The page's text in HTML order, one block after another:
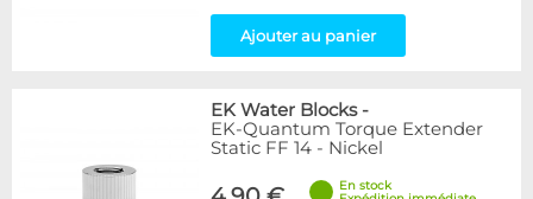
Ajouter au panier
EK Water Blocks-
EK-Quantum Torque Extender
Static FF 14 - Nickel
En stock